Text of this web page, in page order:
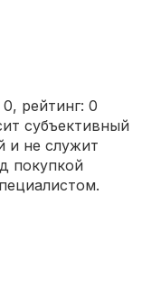
0, рейтинг: 0
субъективный
и не служит
покупкой